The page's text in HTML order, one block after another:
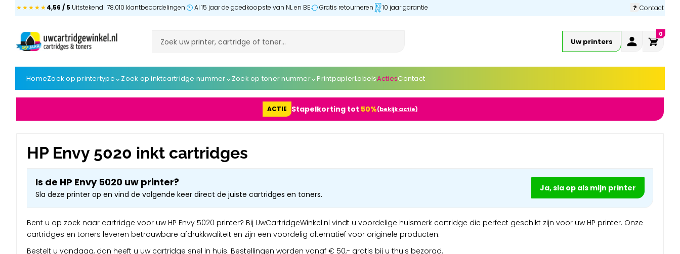
★★★★★4,56 / 5 Uitstekend |78.010 klantbeoordelingen Al 15 jaar de goedkoopste van NL en BE Gratis retourneren 10 jaar garantie ? Contact
Uw printers
0
HomeZoek op printertype ⌄ Zoek op inktcartridge nummer ⌄ Zoek op toner nummer⌄PrintpapierLabelsActiesContact
ACTIE Stapelkorting tot 50%(bekijk actie)
HP Envy 5020 inkt cartridges
Is de HP Envy 5020 uw printer?
Sla deze printer op en vind de volgende keer direct de juiste cartridges en toners.
Ja, sla op als mijn printer
Bent u op zoek naar cartridge voor uw HP Envy 5020 printer? Bij UwCartridgeWinkel.nl vindt u voordelige huismerk cartridge die perfect geschikt zijn voor uw HP printer. Onze
cartridges en toners leveren betrouwbare afdrukkwaliteit en zijn een voordelig alternatief voor originele producten.
Bestelt u vandaag, dan heeft u uw cartridge snel in huis. Bestellingen worden vanaf € 50,- gratis bij u thuis bezorgd.